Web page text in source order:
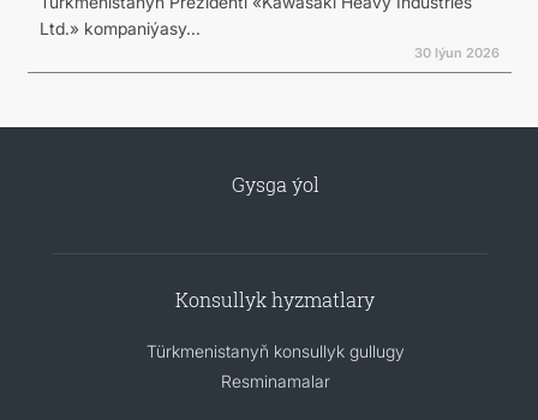
Ltd.» kompaniýasy...
30 Iýun 2026
Gysga ýol
Konsullyk hyzmatlary
Türkmenistanyň konsullyk gullugy
Resminamalar